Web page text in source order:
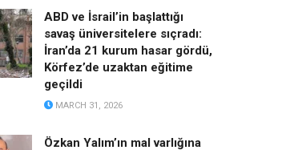
ABD ve İsrail’in başlattığı
savaş üniversitelere sıçradı:
İran’da 21 kurum hasar gördü,
Körfez’de uzaktan eğitime
geçildi
MARCH 31, 2026
Özkan Yalım’ın mal varlığına